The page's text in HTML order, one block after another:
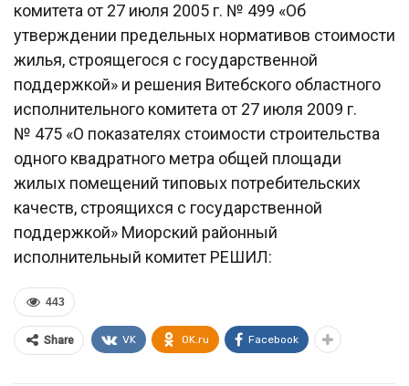
комитета от 27 июля 2005 г. № 499 «Об
утверждении предельных нормативов стоимости
жилья, строящегося с государственной
поддержкой» и решения Витебского областного
исполнительного комитета от 27 июля 2009 г.
№ 475 «О показателях стоимости строительства
одного квадратного метра общей площади
жилых помещений типовых потребительских
качеств, строящихся с государственной
поддержкой» Миорский районный
исполнительный комитет РЕШИЛ:
443
Share VK OK.ru Facebook